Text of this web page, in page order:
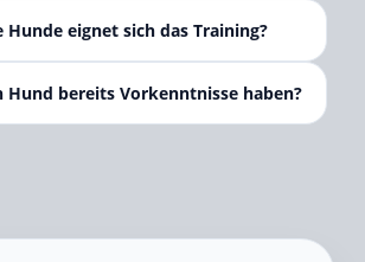
Hunde eignet sich das Training?
Hund bereits Vorkenntnisse haben?